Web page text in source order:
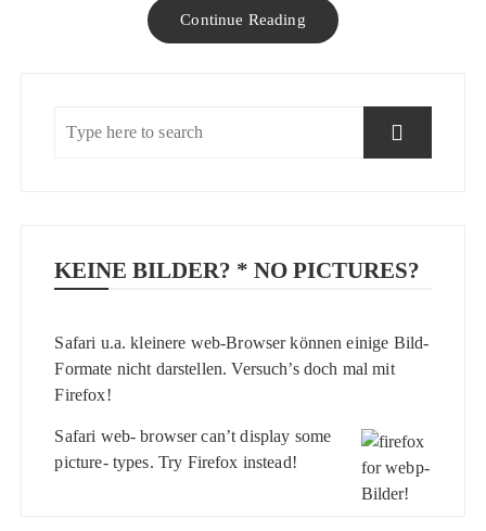
Continue Reading
KEINE BILDER? * NO PICTURES?
Safari u.a. kleinere web-Browser können einige Bild-
Formate nicht darstellen. Versuch’s doch mal mit
Firefox!
Safari web- browser can’t display some
picture- types. Try Firefox instead!